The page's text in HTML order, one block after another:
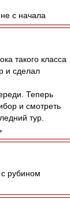
с начала
такого класса
и сделал
Теперь
и смотреть
тур.
рубином